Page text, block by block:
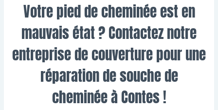
Votre pied de cheminée est en
mauvais état ? Contactez notre
entreprise de couverture pour une
réparation de souche de
cheminée à Contes !